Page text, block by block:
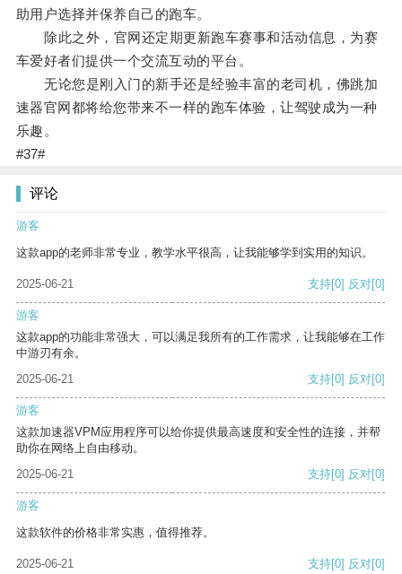
助用户选择并保养自己的跑车。
除此之外，官网还定期更新跑车赛事和活动信息，为赛
车爱好者们提供一个交流互动的平台。
无论您是刚入门的新手还是经验丰富的老司机，佛跳加
速器官网都将给您带来不一样的跑车体验，让驾驶成为一种
乐趣。
#37#
评论
游客
这款app的老师非常专业，教学水平很高，让我能够学到实用的知识。
2025-06-21 支持[0] 反对[0]
游客
这款app的功能非常强大，可以满足我所有的工作需求，让我能够在工作
中游刃有余。
2025-06-21
支持[0] 反对[0]
游客
这款加速器VPM应用程序可以给你提供最高速度和安全性的连接，并帮
助你在网络上自由移动。
2025-06-21
支持[0] 反对[0]
游客
这款软件的价格非常实惠，值得推荐。
2025-06-21 支持[0] 反对[0]